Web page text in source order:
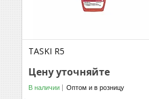
TASKI R5
Цену уточняйте
В наличии Оптом и в розницу